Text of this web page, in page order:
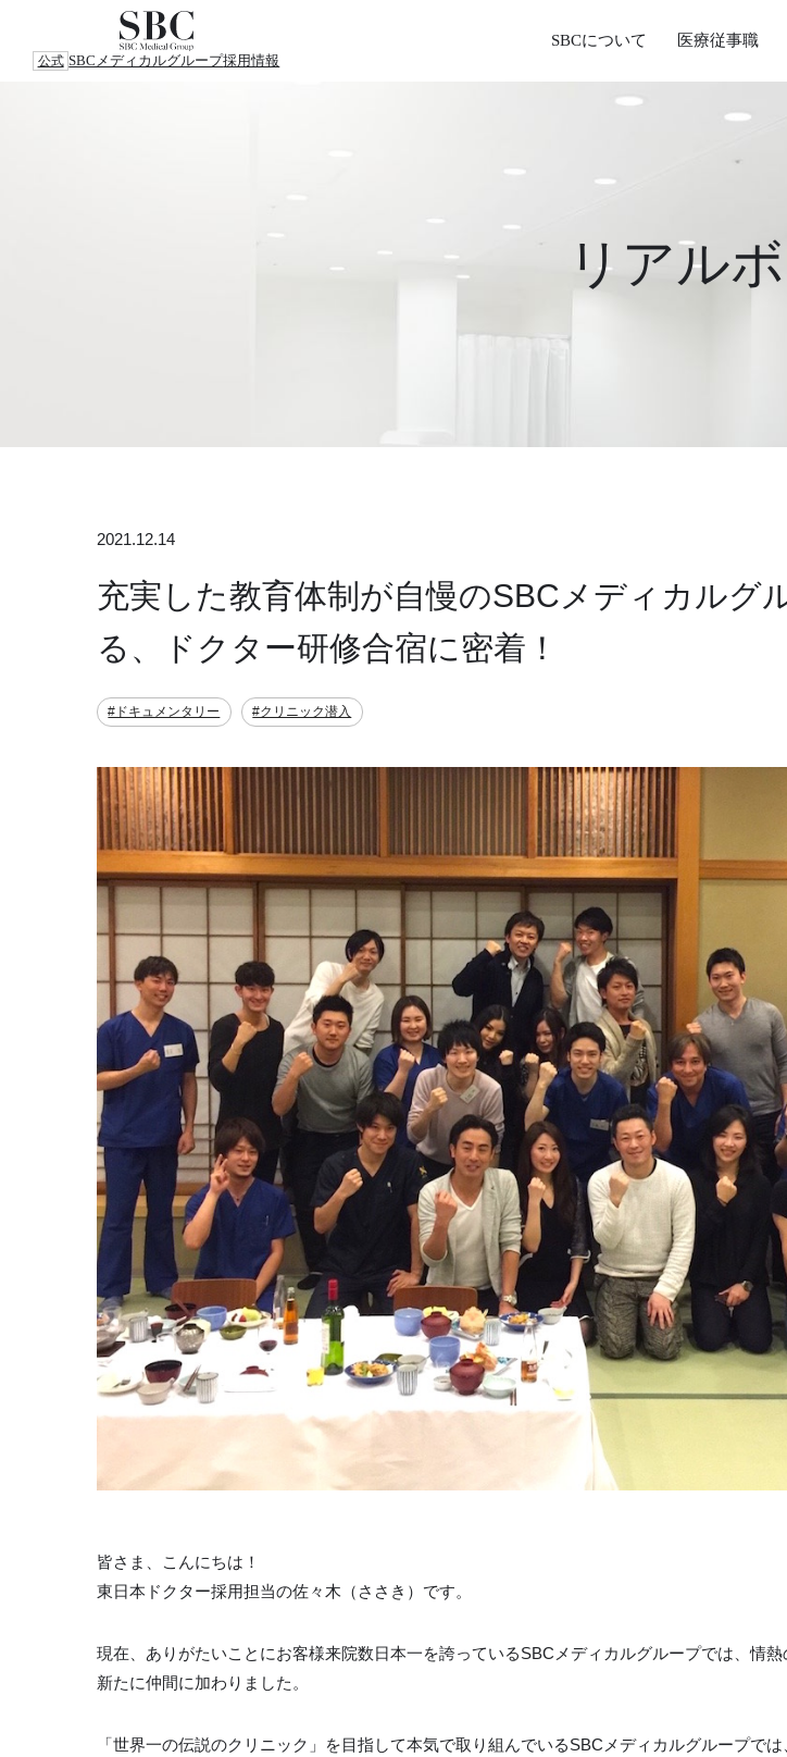
公式 SBCメディカルグループ採用情報
SBCについて 医療従事職
リアル
2021.12.14
充実した教育体制が自慢のSBCメディカルグ
る、ドクター研修合宿に密着！
#ドキュメンタリー #クリニック潜入
皆さま、こんにちは！
東日本ドクター採用担当の佐々木（ささき）です。
現在、ありがたいことにお客様来院数日本一を誇っているSBCメディカルグループでは、情
新たに仲間に加わりました。
「世界一の伝説のクリニック」を目指して本気で取り組んでいるSBCメディカルグループで